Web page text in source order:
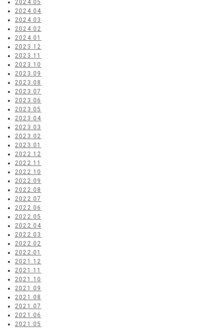
2024.05
2024.04
2024.03
2024.02
2024.01
2023.12
2023.11
2023.10
2023.09
2023.08
2023.07
2023.06
2023.05
2023.04
2023.03
2023.02
2023.01
2022.12
2022.11
2022.10
2022.09
2022.08
2022.07
2022.06
2022.05
2022.04
2022.03
2022.02
2022.01
2021.12
2021.11
2021.10
2021.09
2021.08
2021.07
2021.06
2021.05